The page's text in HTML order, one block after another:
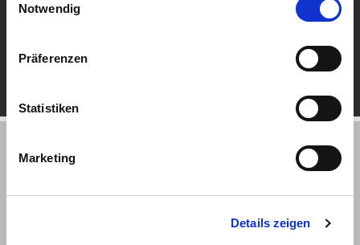
Notwendig
Präferenzen
Statistiken
Marketing
Details zeigen
Partner-Locator